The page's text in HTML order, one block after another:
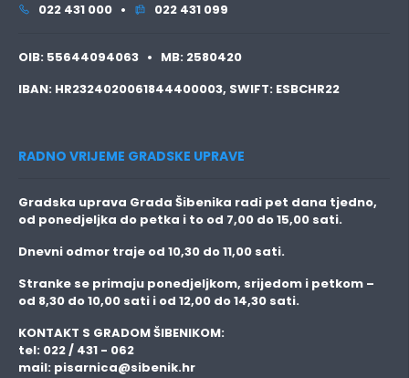
022 431 000 •
022 431 099
OIB: 55644094063 • MB: 2580420
IBAN: HR2324020061844400003, SWIFT: ESBCHR22
RADNO VRIJEME GRADSKE UPRAVE
Gradska uprava Grada Šibenika radi pet dana tjedno,
od ponedjeljka do petka i to od 7,00 do 15,00 sati.
Dnevni odmor traje od 10,30 do 11,00 sati.
Stranke se primaju ponedjeljkom, srijedom i petkom –
od 8,30 do 10,00 sati i od 12,00 do 14,30 sati.
KONTAKT S GRADOM ŠIBENIKOM:
tel: 022 / 431 - 062
mail: pisarnica@sibenik.hr